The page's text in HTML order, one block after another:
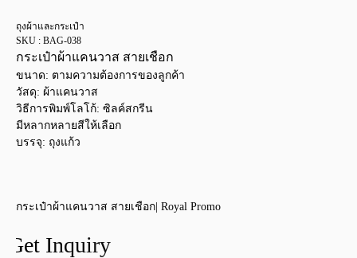
ถุงผ้าและกระเป๋า
SKU : BAG-038
กระเป๋าผ้าแคนวาส สายเชือก
ขนาด: ตามความต้องการของลูกค้า
วัสดุ: ผ้าแคนวาส
วิธีการพิมพ์โลโก้: ซิลค์สกรีน
มีหลากหลายสีให้เลือก
บรรจุ: ถุงแก้ว
กระเป๋าผ้าแคนวาส สายเชือก| Royal Promo
Get Inquiry